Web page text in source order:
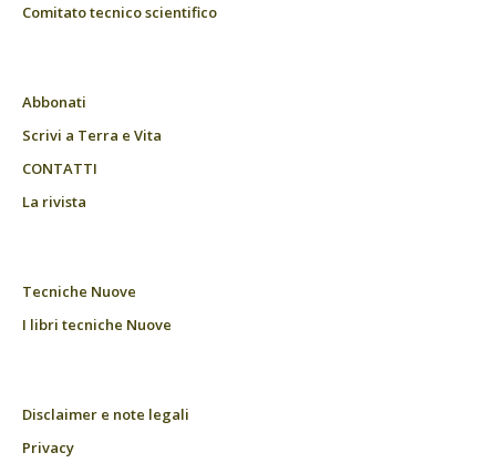
Comitato tecnico scientifico
Abbonati
Scrivi a Terra e Vita
CONTATTI
La rivista
Tecniche Nuove
I libri tecniche Nuove
Disclaimer e note legali
Privacy